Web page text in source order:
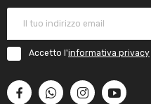
Accetto l'informativa privacy